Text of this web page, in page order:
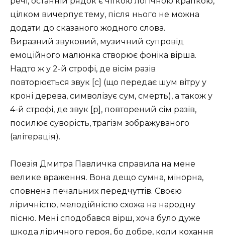
цілком вичерпує тему, після нього не можна
додати до сказаного жодного слова.
Виразний звуковий, музичний супровід
емоційного ма­люнка створює фоніка вірша.
Надто ж у 2-й строфі, де вісім разів
повторюється звук [с] (що передає шум вітру у
кроні дерева, символізує сум, смерть), а також у
4-й строфі, де звук [р], повторений сім разів,
посилює суворість, трагізм зображуваного
(алітерація).
Поезія Дмитра Павличка справила на мене
велике враження. Вона дещо сумна, мінорна,
сповнена печальних передчуттів. Своєю
ліричністю, мелодійністю схожа на народну
пісню. Мені сподобався вірш, хоча було дуже
шкода ліричного героя, бо добре, коли кохання